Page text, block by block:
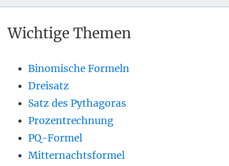
Wichtige Themen
Binomische Formeln
Dreisatz
Satz des Pythagoras
Prozentrechnung
PQ-Formel
Mitternachtsformel